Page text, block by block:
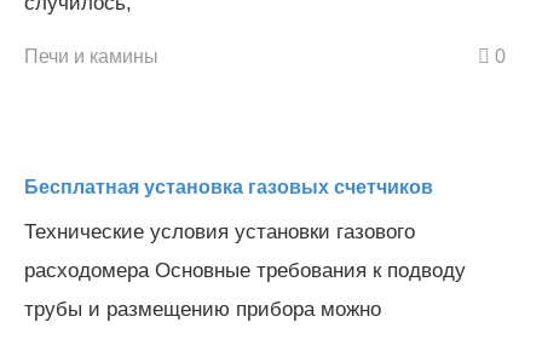
Печи и камины 0
Бесплатная установка газовых счетчиков
Технические условия установки газового
расходомера Основные требования к подводу
трубы и размещению прибора можно